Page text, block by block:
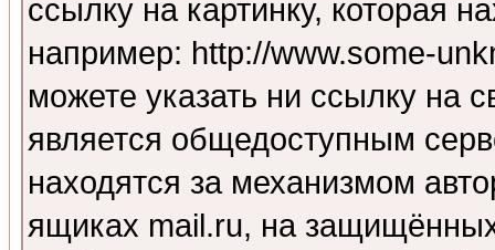
ссылку на картинку, которая
например: http://www.some-
можете указать ни ссылку на
является общедоступным
находятся за механизмом
ящиках mail.ru, на